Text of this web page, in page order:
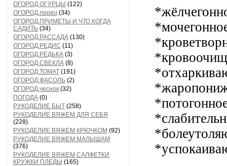
ОГОРОД.ОГУРЦЫ (122)
ОГОРОД.перец (34)
ОГОРОД.ПРИМЕТЫ И ЧТО КОГДА
САДИТЬ (34)
ОГОРОД.РАССАДА (130)
ОГОРОД.РЕДИС (11)
ОГОРОД.РЕДЬКА (3)
ОГОРОД.СВЕКЛА (8)
ОГОРОД.ТОМАТ (191)
ОГОРОД.ФАСОЛЬ (2)
ОГОРОД.чеснок (32)
ПОГОДА (0)
РУКОДЕЛИЕ БЫТ (258)
РУКОДЕЛИЕ ВЯЖЕМ ДЛЯ СЕБЯ
(228)
РУКОДЕЛИЕ ВЯЖЕМ КРЮЧКОМ (92)
РУКОДЕЛИЕ ВЯЖЕМ МАЛЫШАМ
(376)
РУКОДЕЛИЕ ВЯЖЕМ САЛФЕТКИ
КРУЖКИ ПЛЕДЫ (165)